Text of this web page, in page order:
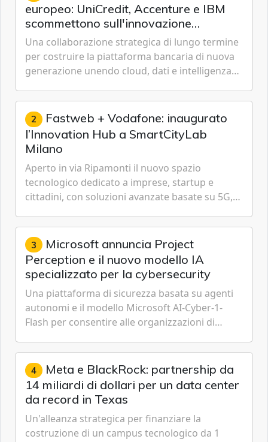
europeo: UniCredit, Accenture e IBM
scommettono sull'innovazione
tecnologica
Una collaborazione strategica di lungo termine
per costruire la piattaforma bancaria di nuova
generazione unendo cloud, dati e intelligenza
2 Fastweb + Vodafone: inaugurato
l’Innovation Hub a SmartCityLab
Milano
Aperto in via Ripamonti il nuovo spazio
tecnologico dedicato a imprese, startup e
cittadini, con soluzioni avanzate basate su 5G,
Cybersecurity.
3 Microsoft annuncia Project
Perception e il nuovo modello IA
specializzato per la cybersecurity
Una piattaforma di sicurezza basata su agenti
autonomi e il modello Microsoft AI-Cyber-1-
Flash per consentire alle organizzazioni di
gestione continua del rischio.
4 Meta e BlackRock: partnership da
14 miliardi di dollari per un data center
da record in Texas
Un'alleanza strategica per finanziare la
costruzione di un campus tecnologico da 1